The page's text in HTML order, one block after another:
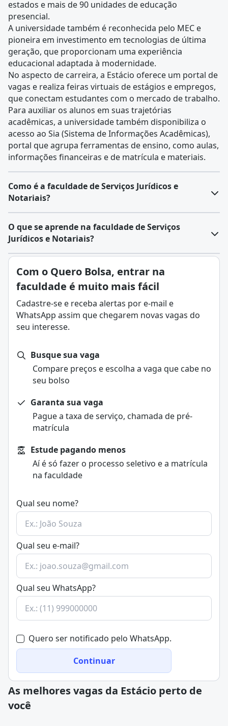
estados e mais de 90 unidades de educação
presencial.
A universidade também é reconhecida pelo MEC e
pioneira em investimento em tecnologias de última
geração, que proporcionam uma experiência
educacional adaptada à modernidade.
No aspecto de carreira, a Estácio oferece um portal de
vagas e realiza feiras virtuais de estágios e empregos,
que conectam estudantes com o mercado de trabalho.
Para auxiliar os alunos em suas trajetórias
acadêmicas, a universidade também disponibiliza o
acesso ao Sia (Sistema de Informações Acadêmicas),
portal que agrupa ferramentas de ensino, como aulas,
informações financeiras e de matrícula e materiais.
Como é a faculdade de Serviços Jurídicos e
Notariais?
O que se aprende na faculdade de Serviços
Jurídicos e Notariais?
O curso de Serviços Jurídicos e Notariais é
disponibilizado como um curso de graduação,
ofertado nas modalidades presencial, semipresencial
e a distância (EaD), e duração média de quatro
semestres (dois anos) ao estudante.
De acordo com as ofertas presentes na Quero Bolsa, a
realizada entre o período entre um e dois anos ou
período superior aos dois anos para a conclusão.
O objetivo deste curso, ligado às áreas de Direito e
Administração, é a habilitação de profissionais em
organizações, como cartórios e escritórios jurídicos.
Com a formação em cursos superiores de tecnologia
(tecnológicos), o profissional obtém a especialização
ensino.
Além disso, há possibilidade de formação emcurso
técnico de Serviços Jurídicos
Encontre bolsas de estudo para o curso de Serviços
Jurídicos e Notariais
Com o Quero Bolsa, entrar na
faculdade é muito mais fácil
Cadastre-se e receba alertas por e-mail e
WhatsApp assim que chegarem novas vagas do
seu interesse.
Busque sua vaga
Compare preços e escolha a vaga que cabe no
seu bolso
Garanta sua vaga
Pague a taxa de serviço, chamada de pré-
matrícula
Estude pagando menos
Aí é só fazer o processo seletivo e a matrícula
na faculdade
Qual seu nome?
Qual seu e-mail?
Qual seu WhatsApp?
Quero ser notificado pelo WhatsApp.
Continuar
As melhores vagas da Estácio perto de
você